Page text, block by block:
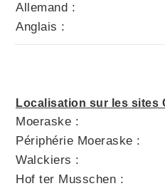
Allemand :
Anglais :
Localisation sur les sites
Moeraske :
Périphérie Moeraske :
Walckiers :
Hof ter Musschen :